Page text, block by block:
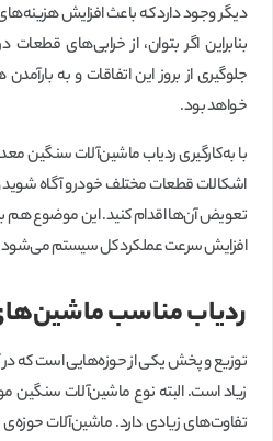
دیگر وجود دارد که باعث افزایش
بنابراین اگر بتوان، از خرابی‌های
جلوگیری از بروز این اتفاقات و به
خواهد بود.
اشکالات قطعات مختلف خودرو آگاه
تعویض آن‌ها اقدام کنید. این موضوع
افزایش سرعت عملکرد کل سیستم
ردیاب مناسب
توزیع و پخش یکی از حوزه‌هایی است که در
زیاد است. البته نوع ماشین‌آلات سنگین
تفاوت‌های زیادی دارد. ماشین‌آلات